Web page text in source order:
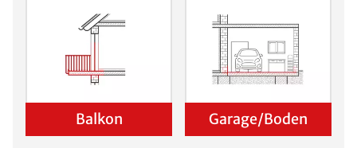
Balkon Garage/Boden